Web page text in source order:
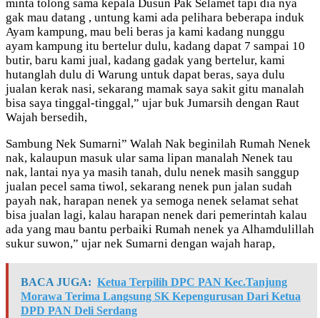
minta tolong sama kepala Dusun Pak Selamet tapi dia nya
gak mau datang , untung kami ada pelihara beberapa induk
Ayam kampung, mau beli beras ja kami kadang nunggu
ayam kampung itu bertelur dulu, kadang dapat 7 sampai 10
butir, baru kami jual, kadang gadak yang bertelur, kami
hutanglah dulu di Warung untuk dapat beras, saya dulu
jualan kerak nasi, sekarang mamak saya sakit gitu manalah
bisa saya tinggal-tinggal,” ujar buk Jumarsih dengan Raut
Wajah bersedih,
Sambung Nek Sumarni” Walah Nak beginilah Rumah Nenek
nak, kalaupun masuk ular sama lipan manalah Nenek tau
nak, lantai nya ya masih tanah, dulu nenek masih sanggup
jualan pecel sama tiwol, sekarang nenek pun jalan sudah
payah nak, harapan nenek ya semoga nenek selamat sehat
bisa jualan lagi, kalau harapan nenek dari pemerintah kalau
ada yang mau bantu perbaiki Rumah nenek ya Alhamdulillah
sukur suwon,” ujar nek Sumarni dengan wajah harap,
BACA JUGA: Ketua Terpilih DPC PAN Kec.Tanjung
Morawa Terima Langsung SK Kepengurusan Dari Ketua
DPD PAN Deli Serdang